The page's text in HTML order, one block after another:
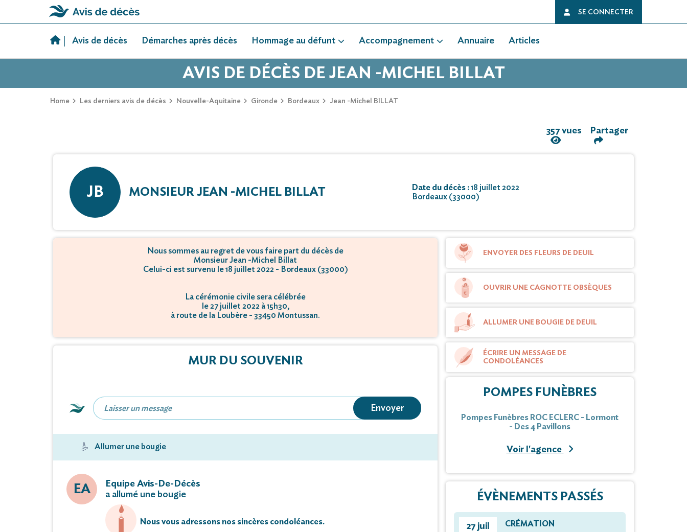
SE CONNECTER
Avis de décès Démarches après décès Hommage au défunt Accompagnement Annuaire Articles
AVIS DE DÉCÈS DE JEAN -MICHEL BILLAT
Home Les derniers avis de décès Nouvelle-Aquitaine Gironde Bordeaux Jean -Michel BILLAT
357 vues Partager
JB MONSIEUR JEAN -MICHEL BILLAT Date du décès :18 juillet 2022
Bordeaux (33000)
Nous sommes au regret de vous faire part du décès de
Monsieur Jean -Michel Billat
Celui-ci est survenu le 18 juillet 2022 - Bordeaux (33000)
La cérémonie civile sera célébrée
le 27 juillet 2022 à 15h30,
à route de la Loubère - 33450 Montussan.
le 27 juillet 2022 à 16h00,
MUR DU SOUVENIR
Envoyer
Allumer une bougie
EA
Equipe Avis-De-Décès
a allumé une bougie
Nous vous adressons nos sincères condoléances.
ENVOYER DES FLEURS DE DEUIL
OUVRIR UNE CAGNOTTE OBSÈQUES
ALLUMER UNE BOUGIE DE DEUIL
ÉCRIRE UN MESSAGE DE
CONDOLÉANCES
POMPES FUNÈBRES
Pompes Funèbres ROC ECLERC - Lormont
- Des 4 Pavillons
Voir l'agence
ÉVÈNEMENTS PASSÉS
27 juil
CRÉMATION